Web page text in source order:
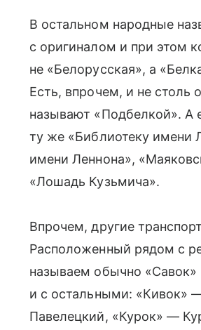
В остальном народные
с оригиналом и при этом
не «Белорусская», а
Есть, впрочем, и не столь
называют «Подбелкой».
ту же «Библиотеку имени
имени Леннона»,
«Лошадь Кузьмича».
Впрочем, другие
Расположенный рядом с
называем обычно
и с остальными: «Кивок»
Павелецкий, «Курок» —